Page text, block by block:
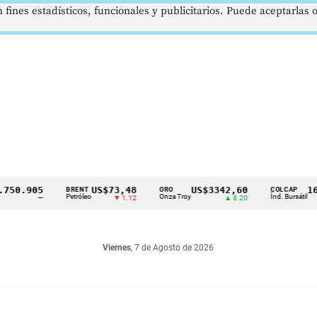
BRENT
Petróleo
US$73,48
▼ 1.12 Onza Troy
US$3342,60
▲ 8.20
COLCAP
Índ. Bursátil
Viernes, 7 de Agosto de 2026
estadísticos, funcionales y publicitarios. Puede aceptarlas